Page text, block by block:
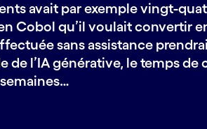
avait par exemple vingt-
Cobol qu’il voulait convertir
sans assistance
de l’IA générative, le temps de